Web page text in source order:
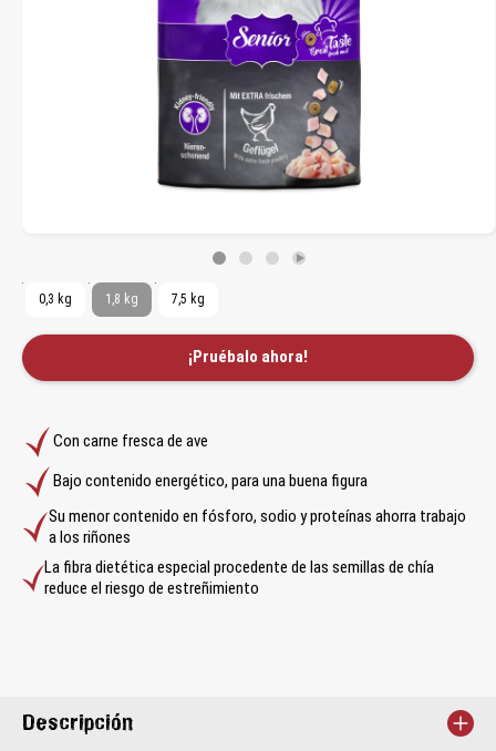
Con carne fresca de ave
Bajo contenido energético, para una buena figura
Su menor contenido en fósforo, sodio y proteínas ahorra trabajo
a los riñones
La fibra dietética especial procedente de las semillas de chía
reduce el riesgo de estreñimiento
0,3 kg 1,8 kg 7,5 kg
¡Pruébalo ahora!
Descripción